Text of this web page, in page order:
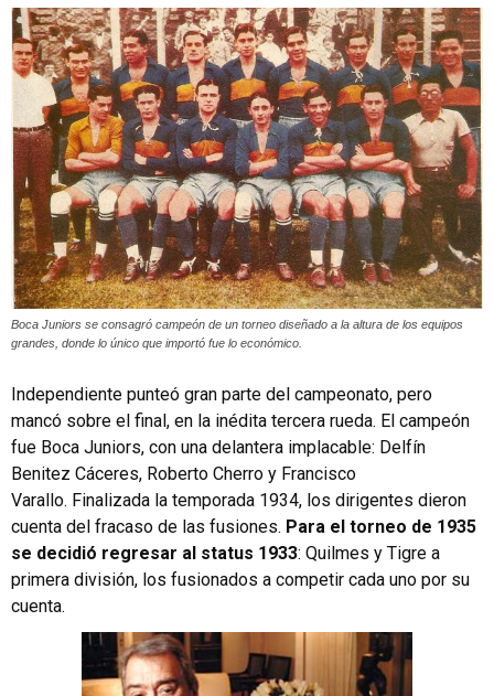
Boca Juniors se consagró campeón de un torneo diseñado a la altura de los equipos
grandes, donde lo único que importó fue lo económico.
Independiente punteó gran parte del campeonato, pero
mancó sobre el final, en la inédita tercera rueda. El campeón
fue Boca Juniors, con una delantera implacable: Delfín
Benitez Cáceres, Roberto Cherro y Francisco
Varallo. Finalizada la temporada 1934, los dirigentes dieron
cuenta del fracaso de las fusiones. Para el torneo de 1935
se decidió regresar al status 1933: Quilmes y Tigre a
primera división, los fusionados a competir cada uno por su
cuenta.